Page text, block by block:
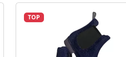
TOP